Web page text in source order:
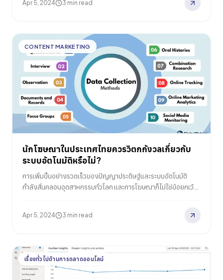
หลักสำหรับธุรกิจที่ต้องการเชื่อมต่อกับลูกค้าในลักษณะที่ทันสมัย
ผลลัพธ์ทางธุรกิจที่แท้จริงในฐานะแบรนด์ เพื่อเข้าถึงชุดคุณสมบัติ
ทางการค้าอันทรงพลังของ LINE – ตั้งแต่บัญชีอย่างเป็นทางการ ไป
จนถึงบอทสนทนา AI ไปจนถึงขั้นตอนการซื้อที่ผสานรวมและการ
วิเคราะห์ คุณจำเป็นต้องมีบัญชีธุรกิจ…
Apr 5, 2024 3 min read
CONTENT MARKETING
นักโฆษณาในประเทศไทยควรวิตกกังวลเกี่ยวกับ
ระบบอัตโนมัติหรือไม่?
การเพิ่มขึ้นอย่างรวดเร็วของปัญญาประดิษฐ์และระบบอัตโนมัติ
กำลังสั่นคลอนอุตสาหกรรมทั่วโลก และการโฆษณาก็ไม่ใช่ข้อยกเว้น
ของเครื่องจักรได้เข้ามามีบทบาทอย่างเป็นทางการในวงการการ
มากมาย ความตื่นเต้นในศักยภาพของการโฆษณาที่ชาญฉลาดและมี
ประสิทธิภาพมากขึ้น ความกังวลเกี่ยวกับการพัฒนาทักษะและการ
ปรับเปลี่ยนกระบวนการ และสำหรับหลาย ๆ คน มีความสงบเยือกเย็น
Apr 5, 2024 3 min read
เรื่องทั่วไปด้านการตลาดออนไลน์